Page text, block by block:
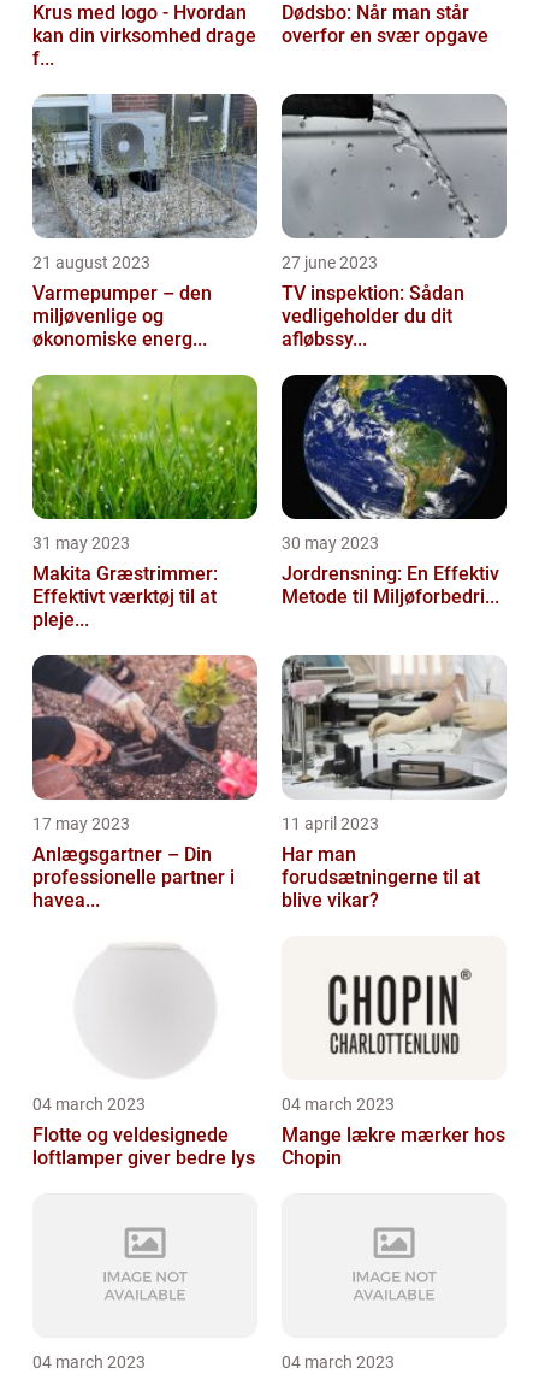
Krus med logo - Hvordan
kan din virksomhed drage
f...
Dødsbo: Når man står
overfor en svær opgave
21 august 2023
Varmepumper – den
miljøvenlige og
økonomiske energ...
27 june 2023
TV inspektion: Sådan
vedligeholder du dit
afløbssy...
31 may 2023
Makita Græstrimmer:
Effektivt værktøj til at
pleje...
30 may 2023
Jordrensning: En Effektiv
Metode til Miljøforbedri...
17 may 2023
Anlægsgartner – Din
professionelle partner i
havea...
11 april 2023
Har man
forudsætningerne til at
blive vikar?
04 march 2023
Flotte og veldesignede
loftlamper giver bedre lys
04 march 2023
Mange lækre mærker hos
Chopin
04 march 2023 04 march 2023